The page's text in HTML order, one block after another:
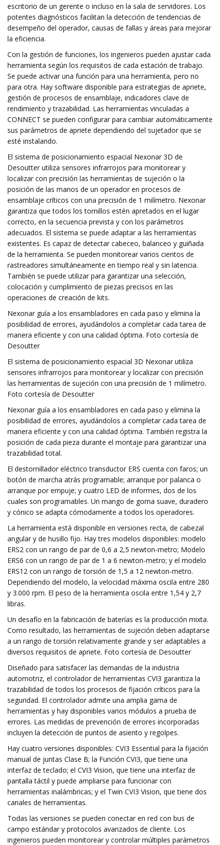
escritorio de un gerente o incluso en la sala de servidores. Los
potentes diagnósticos facilitan la detección de tendencias de
desempeño del operador, causas de fallas y áreas para mejorar
la eficiencia.
Con la gestión de funciones, los ingenieros pueden ajustar cada
herramienta según los requisitos de cada estación de trabajo.
Se puede activar una función para una herramienta, pero no
para otra. Hay software disponible para estrategias de apriete,
gestión de procesos de ensamblaje, indicadores clave de
rendimiento y trazabilidad. Las herramientas vinculadas a
CONNECT se pueden configurar para cambiar automáticamente
sus parámetros de apriete dependiendo del sujetador que se
esté instalando.
El sistema de posicionamiento espacial Nexonar 3D de
Desoutter utiliza sensores infrarrojos para monitorear y
localizar con precisión las herramientas de sujeción o la
posición de las manos de un operador en procesos de
ensamblaje críticos con una precisión de 1 milímetro. Nexonar
garantiza que todos los tornillos estén apretados en el lugar
correcto, en la secuencia prevista y con los parámetros
adecuados. El sistema se puede adaptar a las herramientas
existentes. Es capaz de detectar cabeceo, balanceo y guiñada
de la herramienta. Se pueden monitorear varios cientos de
rastreadores simultáneamente en tiempo real y sin latencia.
También se puede utilizar para garantizar una selección,
colocación y cumplimiento de piezas precisos en las
operaciones de creación de kits.
Nexonar guía a los ensambladores en cada paso y elimina la
posibilidad de errores, ayudándolos a completar cada tarea de
manera eficiente y con una calidad óptima. Foto cortesía de
Desoutter
El sistema de posicionamiento espacial 3D Nexonar utiliza
sensores infrarrojos para monitorear y localizar con precisión
las herramientas de sujeción con una precisión de 1 milímetro.
Foto cortesía de Desoutter
Nexonar guía a los ensambladores en cada paso y elimina la
posibilidad de errores, ayudándolos a completar cada tarea de
manera eficiente y con una calidad óptima. También registra la
posición de cada pieza durante el montaje para garantizar una
trazabilidad total.
El destornillador eléctrico transductor ERS cuenta con faros; un
botón de marcha atrás programable; arranque por palanca o
arranque por empuje; y cuatro LED de informes, dos de los
cuales son programables. Un mango de goma suave, duradero
y cónico se adapta cómodamente a todos los operadores.
La herramienta está disponible en versiones recta, de cabezal
angular y de husillo fijo. Hay tres modelos disponibles: modelo
ERS2 con un rango de par de 0,6 a 2,5 newton-metro; Modelo
ERS6 con un rango de par de 1 a 6 newton-metro; y el modelo
ERS12 con un rango de torsión de 1,5 a 12 newton-metro.
Dependiendo del modelo, la velocidad máxima oscila entre 280
y 3.000 rpm. El peso de la herramienta oscila entre 1,54 y 2,7 ​​
libras.
Un desafío en la fabricación de baterías es la producción mixta.
Como resultado, las herramientas de sujeción deben adaptarse
a un rango de torsión relativamente grande y ser adaptables a
diversos requisitos de apriete. Foto cortesía de Desoutter
Diseñado para satisfacer las demandas de la industria
automotriz, el controlador de herramientas CVI3 garantiza la
trazabilidad de todos los procesos de fijación críticos para la
seguridad. El controlador admite una amplia gama de
herramientas y hay disponibles varios módulos a prueba de
errores. Las medidas de prevención de errores incorporadas
incluyen la detección de puntos de asiento y regolpes.
Hay cuatro versiones disponibles: CVI3 Essential para la fijación
manual de juntas Clase B; la Función CVI3, que tiene una
interfaz de teclado; el CVI3 Vision, que tiene una interfaz de
pantalla táctil y puede ampliarse para funcionar con
herramientas inalámbricas; y el Twin CVI3 Vision, que tiene dos
canales de herramientas.
Todas las versiones se pueden conectar en red con bus de
campo estándar y protocolos avanzados de cliente. Los
ingenieros pueden monitorear y controlar múltiples parámetros